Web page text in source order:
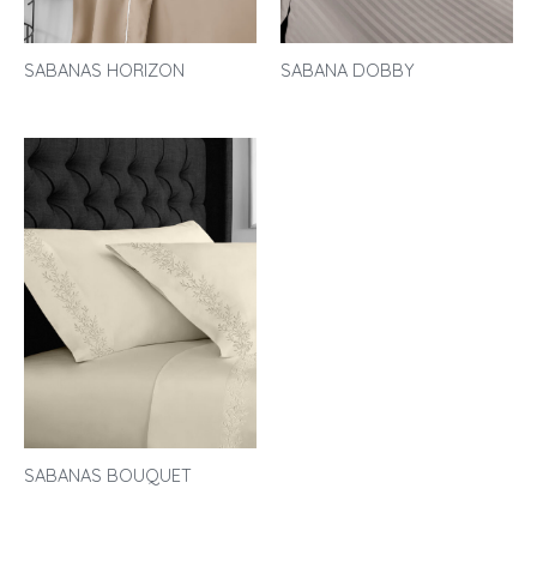
SABANAS HORIZON SABANA DOBBY
SABANAS BOUQUET